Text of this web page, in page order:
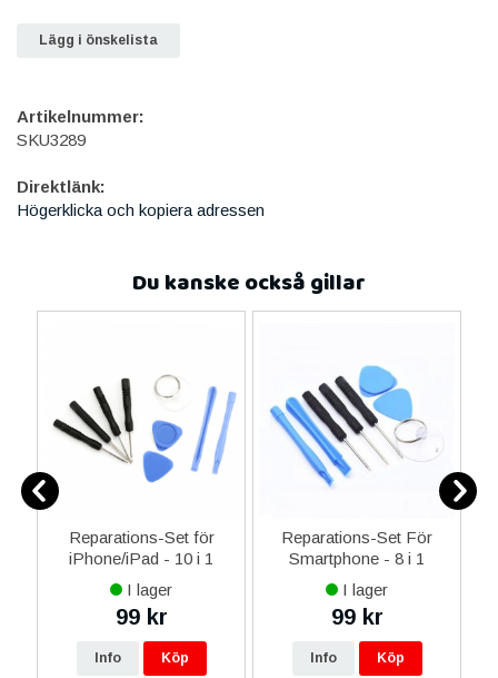
Lägg i önskelista
Artikelnummer:
SKU3289
Direktlänk:
Högerklicka och kopiera adressen
Du kanske också gillar
Reparations-Set för
iPhone/iPad - 10 i 1
I lager
99 kr
Info Köp
Reparations-Set För
Smartphone - 8 i 1
I lager
99 kr
Info Köp